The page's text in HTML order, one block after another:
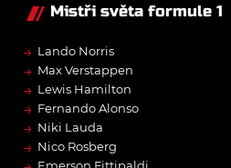
Mistři světa formule 1
→ Lando Norris
→ Max Verstappen
→ Lewis Hamilton
→ Fernando Alonso
→ Niki Lauda
→ Nico Rosberg
Emerson Fittipaldi